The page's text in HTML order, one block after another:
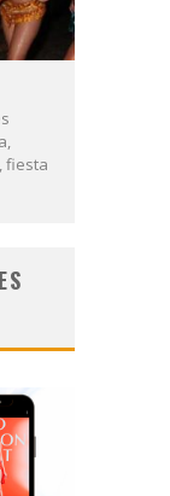
fiesta